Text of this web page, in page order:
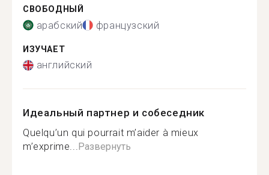
СВОБОДНЫЙ
арабский французский
ИЗУЧАЕТ
английский
Идеальный партнер и собеседник
Quelqu’un qui pourrait m’aider à mieux
m’exprime...Развернуть